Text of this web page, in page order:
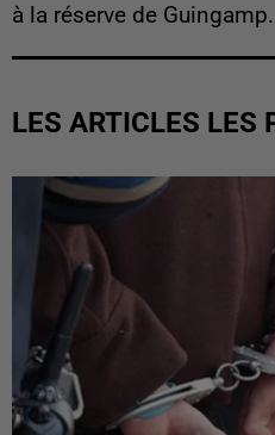
à la réserve de Guingamp.
LES ARTICLES LES